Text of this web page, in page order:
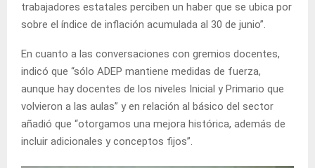
trabajadores estatales perciben un haber que se ubica por
sobre el índice de inflación acumulada al 30 de junio”.
En cuanto a las conversaciones con gremios docentes,
indicó que “sólo ADEP mantiene medidas de fuerza,
aunque hay docentes de los niveles Inicial y Primario que
volvieron a las aulas” y en relación al básico del sector
añadió que “otorgamos una mejora histórica, además de
incluir adicionales y conceptos fijos”.